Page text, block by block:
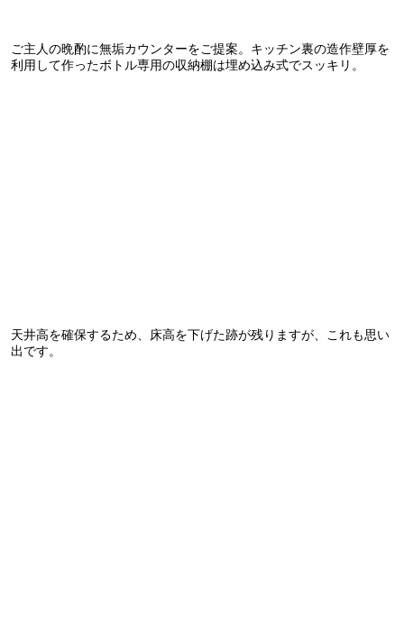
ご主人の晩酌に無垢カウンターをご提案。キッチン裏の造作壁厚を
利用して作ったボトル専用の収納棚は埋め込み式でスッキリ。
天井高を確保するため、床高を下げた跡が残りますが、これも思い
出です。